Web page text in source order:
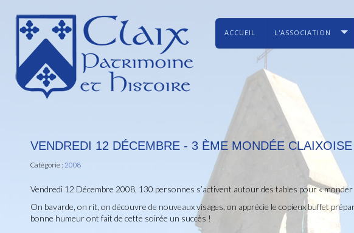
ACCUEIL L'ASSOCIATION
VENDREDI 12 DÉCEMBRE - 3 ÈME MONDÉE CLAIXOISE
Catégorie : 2008
Vendredi 12 Décembre 2008, 130 personnes s’activent autour des tables pour « monder
On bavarde, on rit, on découvre de nouveaux visages, on apprécie le copieux buffet
bonne humeur ont fait de cette soirée un succès !